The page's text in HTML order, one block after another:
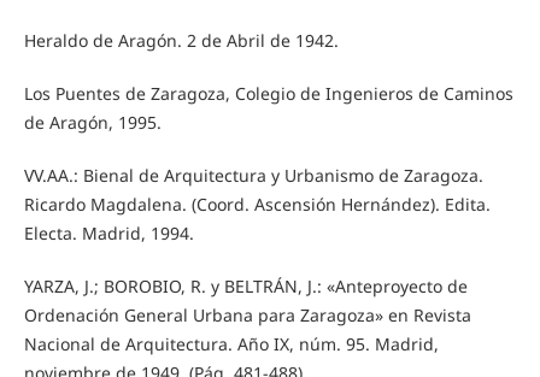
Heraldo de Aragón. 2 de Abril de 1942.
Los Puentes de Zaragoza, Colegio de Ingenieros de Caminos
de Aragón, 1995.
VV.AA.: Bienal de Arquitectura y Urbanismo de Zaragoza.
Ricardo Magdalena. (Coord. Ascensión Hernández). Edita.
Electa. Madrid, 1994.
YARZA, J.; BOROBIO, R. y BELTRÁN, J.: «Anteproyecto de
Ordenación General Urbana para Zaragoza» en Revista
Nacional de Arquitectura. Año IX, núm. 95. Madrid,